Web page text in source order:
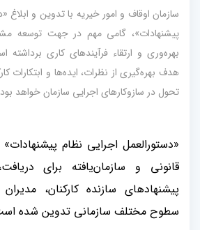
سازمان اوقاف و امور خیریه با تدوین و ابلاغ
پیشنهادات»، گامی مهم در جهت توسعه
بهره‌وری و ارتقاء فرآیندهای کاری برداشته
هدف بهره‌گیری از نظرات، ایده‌ها و ابتکارات
تحول در سازوکارهای اجرایی سازمان خواهد
«دستورالعمل اجرایی نظام
قانونی و سازمان‌یافته برای
پیشنهادهای سازنده کارکنان،
سطوح مختلف سازمانی تدوین شده